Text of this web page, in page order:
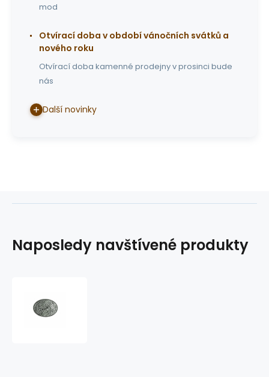
mod
Otvírací doba v období vánočních svátků a
nového roku
Otvírací doba kamenné prodejny v prosinci bude
nás
Další novinky
Naposledy navštívené produkty